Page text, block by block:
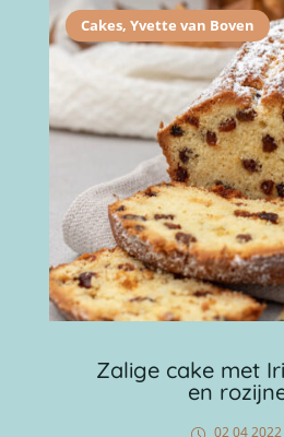
Cakes, Yvette van Boven
Zalige cake met
en
02 04 2022